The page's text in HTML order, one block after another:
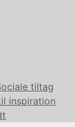
tiltag
inspiration